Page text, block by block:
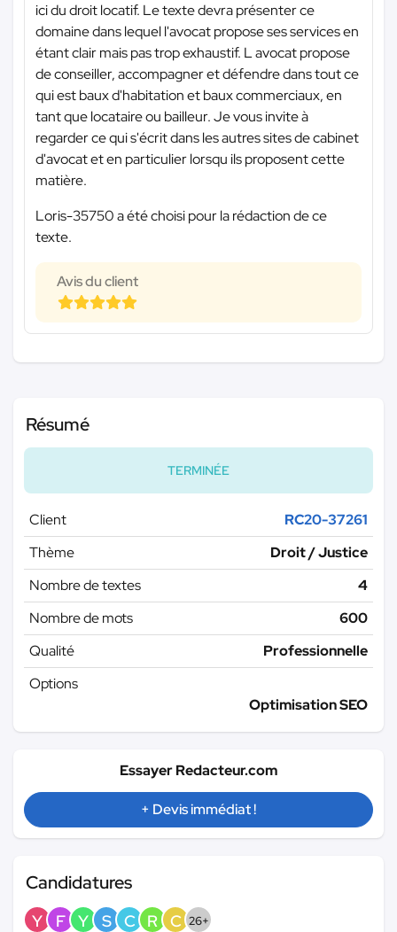
ici du droit locatif. Le texte devra présenter ce
domaine dans lequel l'avocat propose ses services en
étant clair mais pas trop exhaustif. L avocat propose
de conseiller, accompagner et défendre dans tout ce
qui est baux d'habitation et baux commerciaux, en
tant que locataire ou bailleur. Je vous invite à
regarder ce qui s'écrit dans les autres sites de cabinet
d'avocat et en particulier lorsqu ils proposent cette
matière.
Loris-35750 a été choisi pour la rédaction de ce
texte.
Avis du client
Résumé
TERMINÉE
Client
RC20-37261
Thème
Droit / Justice
Nombre de textes
4
Nombre de mots
600
Qualité
Professionnelle
Options
Optimisation SEO
Essayer Redacteur.com
+ Devis immédiat !
Candidatures
Y F Y S C R C 26+